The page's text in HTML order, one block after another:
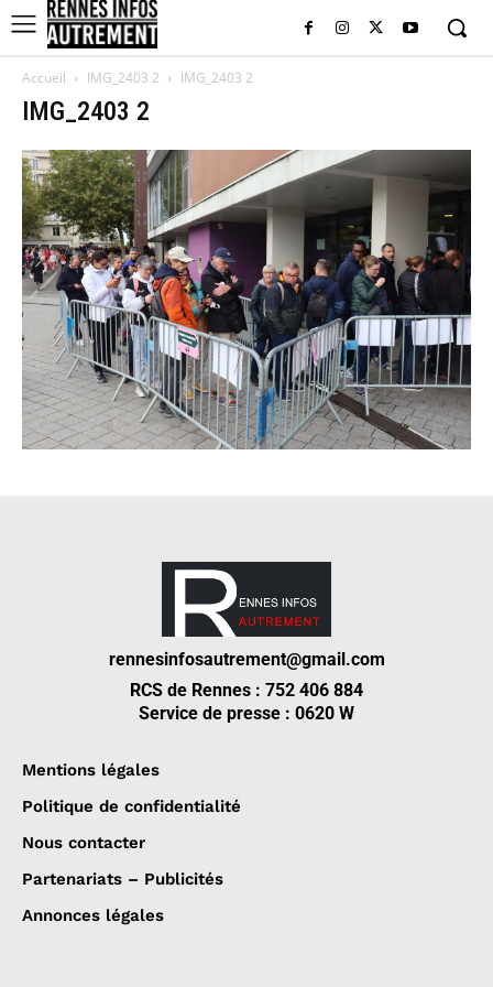
Accueil IMG_2403 2 IMG_2403 2
IMG_2403 2
rennesinfosautrement@gmail.com
RCS de Rennes : 752 406 884
Service de presse : 0620 W
Mentions légales
Politique de confidentialité
Nous contacter
Partenariats – Publicités
Annonces légales